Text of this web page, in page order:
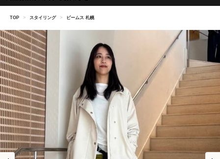
TOP > スタイリング > ビームス 札幌